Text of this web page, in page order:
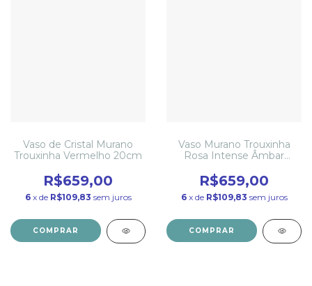
Vaso de Cristal Murano
Trouxinha Vermelho 20cm
R$659,00
6 x de R$109,83 sem juros
COMPRAR
Vaso Murano Trouxinha
Rosa Intense Âmbar
R$659,00
6 x de R$109,83 sem juros
COMPRAR